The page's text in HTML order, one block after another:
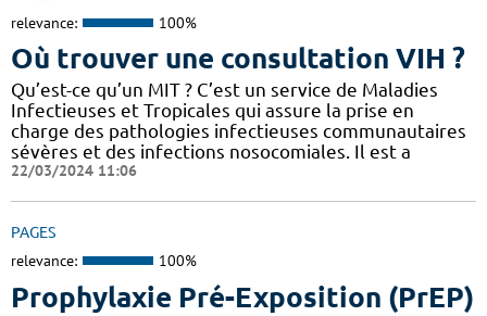
relevance: 100%
Où trouver une consultation VIH ?
Qu’est-ce qu’un MIT ? C’est un service de Maladies
Infectieuses et Tropicales qui assure la prise en
charge des pathologies infectieuses communautaires
sévères et des infections nosocomiales. Il est a
22/03/2024 11:06
PAGES
relevance: 100%
Prophylaxie Pré-Exposition (PrEP)